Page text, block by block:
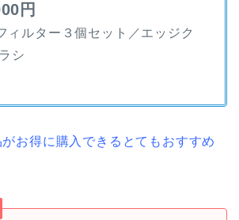
円
ィルター３個セット／エッジク
シ
お得に購入できるとてもおすすめ